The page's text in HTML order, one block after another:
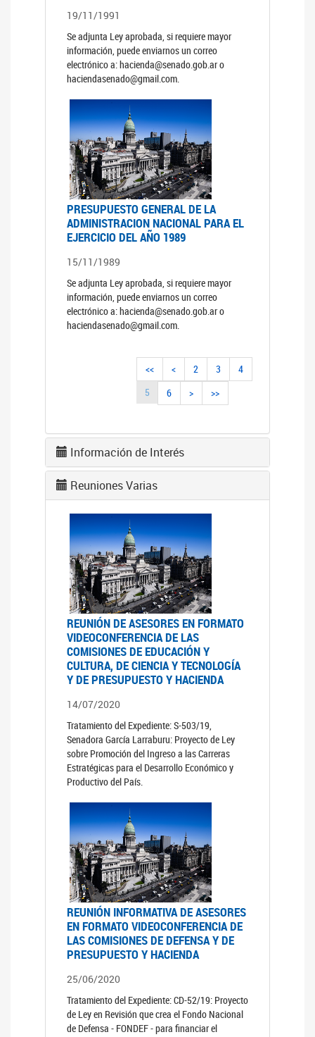
19/11/1991
Se adjunta Ley aprobada, si requiere mayor
información, puede enviarnos un correo
electrónico a: hacienda@senado.gob.ar o
haciendasenado@gmail.com.
PRESUPUESTO GENERAL DE LA
ADMINISTRACION NACIONAL PARA EL
EJERCICIO DEL AÑO 1989
15/11/1989
Se adjunta Ley aprobada, si requiere mayor
información, puede enviarnos un correo
electrónico a: hacienda@senado.gob.ar o
haciendasenado@gmail.com.
<< < 2 3
4
5
6 > >>
Información de Interés
Reuniones Varias
REUNIÓN DE ASESORES EN FORMATO
VIDEOCONFERENCIA DE LAS
COMISIONES DE EDUCACIÓN Y
CULTURA, DE CIENCIA Y TECNOLOGÍA
Y DE PRESUPUESTO Y HACIENDA
14/07/2020
Tratamiento del Expediente: S-503/19,
Senadora García Larraburu: Proyecto de Ley
sobre Promoción del Ingreso a las Carreras
Estratégicas para el Desarrollo Económico y
Productivo del País.
REUNIÓN INFORMATIVA DE ASESORES
EN FORMATO VIDEOCONFERENCIA DE
LAS COMISIONES DE DEFENSA Y DE
PRESUPUESTO Y HACIENDA
25/06/2020
Tratamiento del Expediente: CD-52/19: Proyecto
de Ley en Revisión que crea el Fondo Nacional
de Defensa - FONDEF - para financiar el